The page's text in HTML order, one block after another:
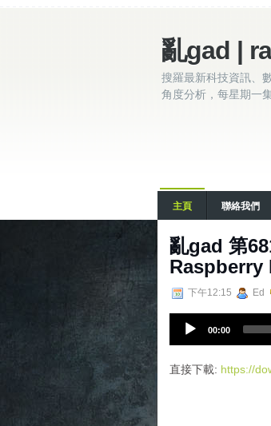
亂gad |
搜羅最新科技資訊、
角度分析，每星期一
主頁 聯絡我們
亂‌‌‌gad‌‌‌ ‌‌‌‌‌第‌‌‌
Raspberry
下午12:15 Ed
i
00:00
直接下載: https://